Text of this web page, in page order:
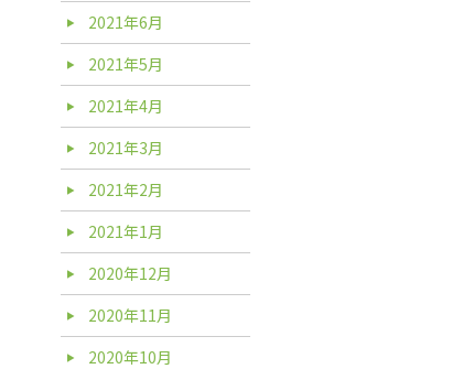
2021年6月
2021年5月
2021年4月
2021年3月
2021年2月
2021年1月
2020年12月
2020年11月
2020年10月